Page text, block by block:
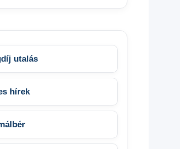
utalás
hírek